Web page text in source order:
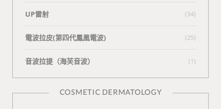
UP雷射 (34)
電波拉皮(第四代鳳凰電波) (25)
⾳波拉提（海芙⾳波） (1)
COSMETIC DERMATOLOGY